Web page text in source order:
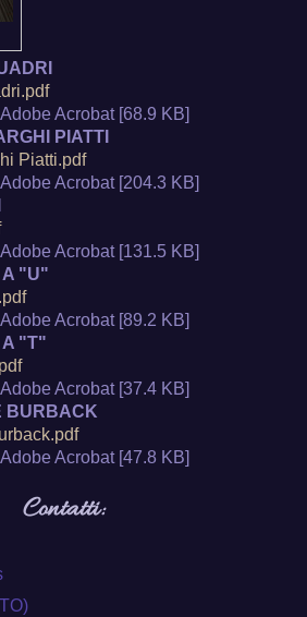
Acrobat [68.9 KB]
PIATTI
Piatti.pdf
Acrobat [204.3 KB]
Acrobat [131.5 KB]
A "U"
Acrobat [89.2 KB]
A "T"
Acrobat [37.4 KB]
BURBACK
Acrobat [47.8 KB]
Contatti: